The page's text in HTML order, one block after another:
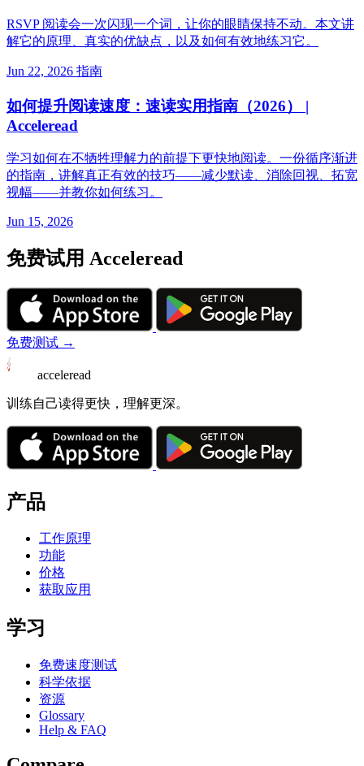
RSVP 阅读会一次闪现一个词，让你的眼睛保持不动。本文讲
解它的原理、真实的优缺点，以及如何有效地练习它。
Jun 22, 2026 指南
如何提升阅读速度：速读实用指南（2026） |
Acceleread
学习如何在不牺牲理解力的前提下更快地阅读。一份循序渐进
的指南，讲解真正有效的技巧——减少默读、消除回视、拓宽
视幅——并教你如何练习。
Jun 15, 2026
免费试用 Acceleread
免费测试 →
acceleread
训练自己读得更快，理解更深。
产品
工作原理
功能
价格
获取应用
学习
免费速度测试
科学依据
资源
Glossary
Help & FAQ